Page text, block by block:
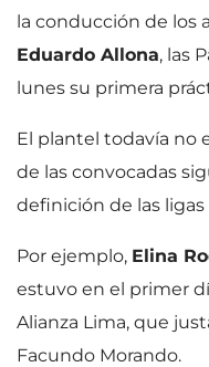
la conducción de los
Eduardo Allona, las
lunes su primera
El plantel todavía no
de las convocadas
definición de las
Por ejemplo, Elina
estuvo en el primer
Alianza Lima, que
Facundo Morando.